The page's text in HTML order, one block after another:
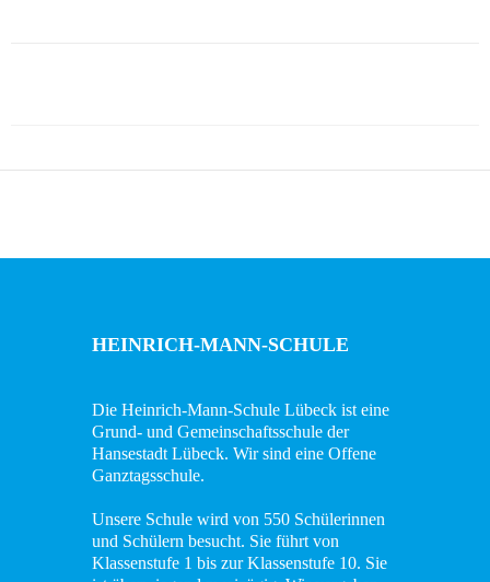
HEINRICH-MANN-SCHULE
Die Heinrich-Mann-Schule Lübeck ist eine
Grund- und Gemeinschaftsschule der
Hansestadt Lübeck. Wir sind eine Offene
Ganztagsschule.
Unsere Schule wird von 550 Schülerinnen
und Schülern besucht. Sie führt von
Klassenstufe 1 bis zur Klassenstufe 10. Sie